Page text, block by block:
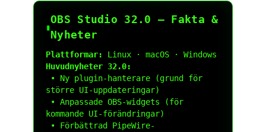
▮
OBS Studio 32.0 — Fakta &
Nyheter
Plattformar:
Huvudnyheter 32.0:
större UI-uppdateringar)
kommande UI-förändringar)